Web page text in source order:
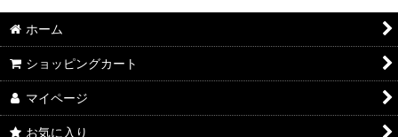
ホーム
ショッピングカート
マイページ
お気に入り